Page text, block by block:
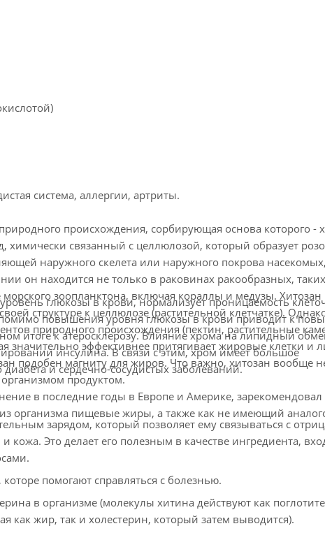
система, аллергии, артриты.
происхождения, сорбирующая основа которого -
химически связанный с целлюлозой, который образует
наружного скелета или наружного покрова
он находится не только в раковинах ракообразных,
зоопланктона, включая кораллы и медузы.
структуре к целлюлозе (растительной клетчатке).
природного происхождения (пектин, растительные
значительно эффективнее притягивает жировые клетки и
подобен магниту для жиров. Что важно, хитозан вообще
организмом продуктом.
в последние годы в Европе и Америке, зарекомендовал
организма пищевые жиры, а также как не имеющий
глюкозы в крови, нормализует проницаемость
повышения уровня глюкозы в крови приводит к
итоге к атеросклерозу. Влияние хрома на липидный
инсулина. В связи с этим, хром имеет большое
и сердечно-сосудистых заболеваний.
зарядом, который позволяет ему связываться с
кожа. Это делает его полезным в качестве ингредиента,
помогают справляться с болезнью.
в организме (молекулы хитина действуют как
как жир, так и холестерин, который затем выводится).